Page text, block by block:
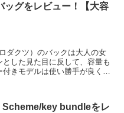
ッグをレビュー！【大容
ダクツ）のバックは大人の女
した見た目に反して、容量も
きモデルは使い勝手が良く、
Scheme/key bundleをレ